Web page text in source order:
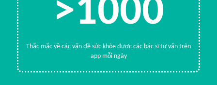
>1000
Thắc mắc về các vấn đề sức khỏe được các bác sĩ tư vấn trên
app mỗi ngày